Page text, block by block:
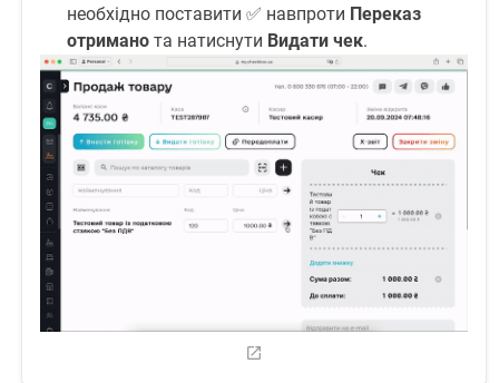
необхідно поставити ✅ навпроти Переказ
отримано та натиснути Видати чек.